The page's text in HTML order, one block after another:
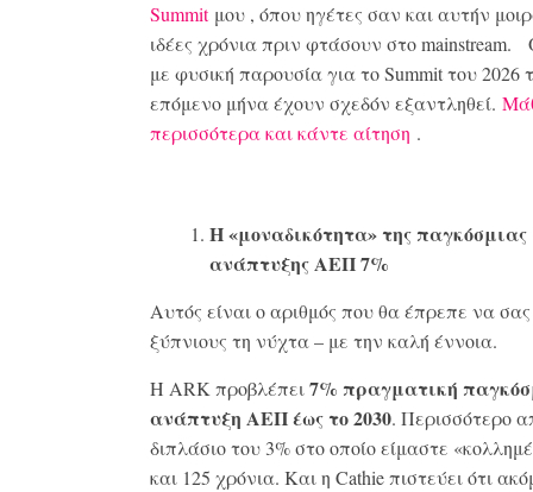
Summitμου , όπου ηγέτες σαν και αυτήν
ιδέες χρόνια πριν φτάσουν στο mainstream.
με φυσική παρουσία για το Summit του 2026
επόμενο μήνα έχουν σχεδόν εξαντληθεί.
περισσότερα και κάντε αίτηση .
Η «μοναδικότητα» της παγκόσμιας
ανάπτυξης ΑΕΠ 7%
Αυτός είναι ο αριθμός που θα έπρεπε να
ξύπνιους τη νύχτα – με την καλή έννοια.
Η ARK προβλέπει7% πραγματική
ανάπτυξη ΑΕΠ έως το 2030. Περισσότερο
διπλάσιο του 3% στο οποίο είμαστε
και 125 χρόνια. Και η Cathie πιστεύει ότι